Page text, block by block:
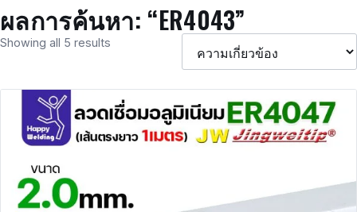
ผลการค้นหา: “ER4043”
Showing all 5 results